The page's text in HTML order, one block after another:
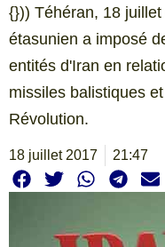
{})) Téhéran, 18
étasunien a imposé
entités d'Iran en
missiles balistiques
Révolution.
18 juillet 2017 21:47